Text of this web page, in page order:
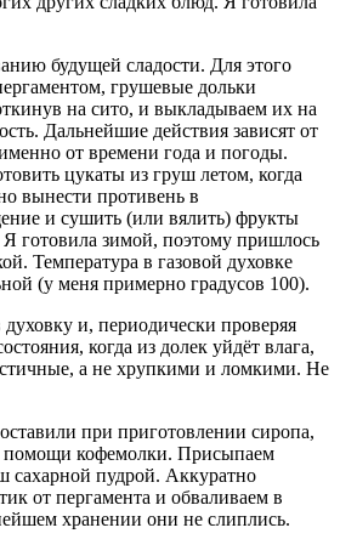
будущей сладости. Для этого
грушевые дольки
на сито, и выкладываем их на
Дальнейшие действия зависят от
от времени года и погоды.
цукаты из груш летом, когда
вынести противень в
и сушить (или вялить) фрукты
Я готовила зимой, поэтому пришлось
Температура в газовой духовке
(у меня примерно градусов 100).
и, периодически проверяя
когда из долек уйдёт влага,
а не хрупкими и ломкими. Не
при приготовлении сиропа,
помощи кофемолки. Присыпаем
сахарной пудрой. Аккуратно
от пергамента и обваливаем в
хранении они не слиплись.